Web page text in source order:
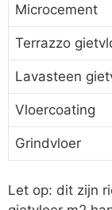
Microcement
Terrazzo
Lavasteen
Vloercoating
Grindvloer
Let op: dit zijn